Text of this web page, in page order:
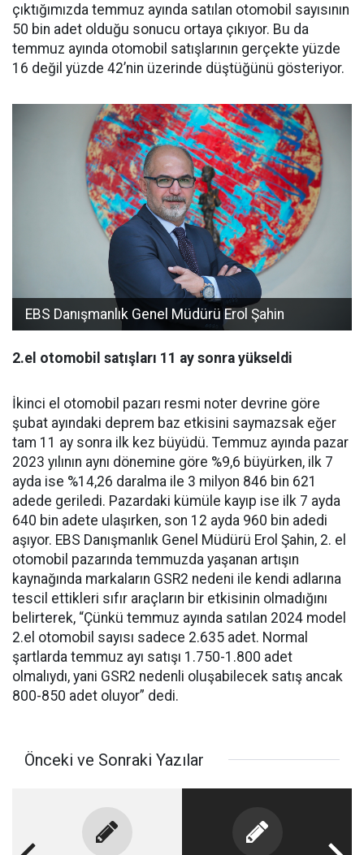
çıktığımızda temmuz ayında satılan otomobil sayısının
50 bin adet olduğu sonucu ortaya çıkıyor. Bu da
temmuz ayında otomobil satışlarının gerçekte yüzde
16 değil yüzde 42’nin üzerinde düştüğünü gösteriyor.
EBS Danışmanlık Genel Müdürü Erol Şahin
2.el otomobil satışları 11 ay sonra yükseldi
İkinci el otomobil pazarı resmi noter devrine göre
şubat ayındaki deprem baz etkisini saymazsak eğer
tam 11 ay sonra ilk kez büyüdü. Temmuz ayında pazar
2023 yılının aynı dönemine göre %9,6 büyürken, ilk 7
ayda ise %14,26 daralma ile 3 milyon 846 bin 621
adede geriledi. Pazardaki kümüle kayıp ise ilk 7 ayda
640 bin adete ulaşırken, son 12 ayda 960 bin adedi
aşıyor. EBS Danışmanlık Genel Müdürü Erol Şahin, 2. el
otomobil pazarında temmuzda yaşanan artışın
kaynağında markaların GSR2 nedeni ile kendi adlarına
tescil ettikleri sıfır araçların bir etkisinin olmadığını
belirterek, “Çünkü temmuz ayında satılan 2024 model
2.el otomobil sayısı sadece 2.635 adet. Normal
şartlarda temmuz ayı satışı 1.750-1.800 adet
olmalıydı, yani GSR2 nedenli oluşabilecek satış ancak
800-850 adet oluyor” dedi.
Önceki ve Sonraki Yazılar